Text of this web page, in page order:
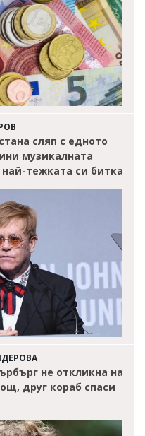
сляп с едното
музикалната
тежката си битка
не откликна на
друг кораб спаси